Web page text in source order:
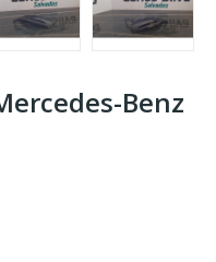
Benz